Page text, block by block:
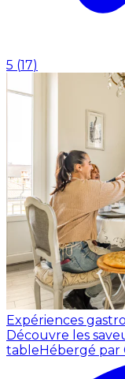
5 (17)
Expériences
Découvre les
tableHébergé par